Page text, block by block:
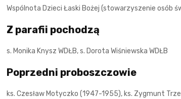
Wspólnota Dzieci Łaski Bożej (stowarzyszenie osób
Z parafii pochodzą
s. Monika Knysz WDŁB, s. Dorota Wiśniewska WDŁB
Poprzedni proboszczowie
ks. Czesław Motyczko (1947-1955), ks. Zygmunt